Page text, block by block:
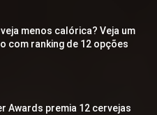
menos calórica? Veja um
com ranking de 12 opções
Awards premia 12 cervejas